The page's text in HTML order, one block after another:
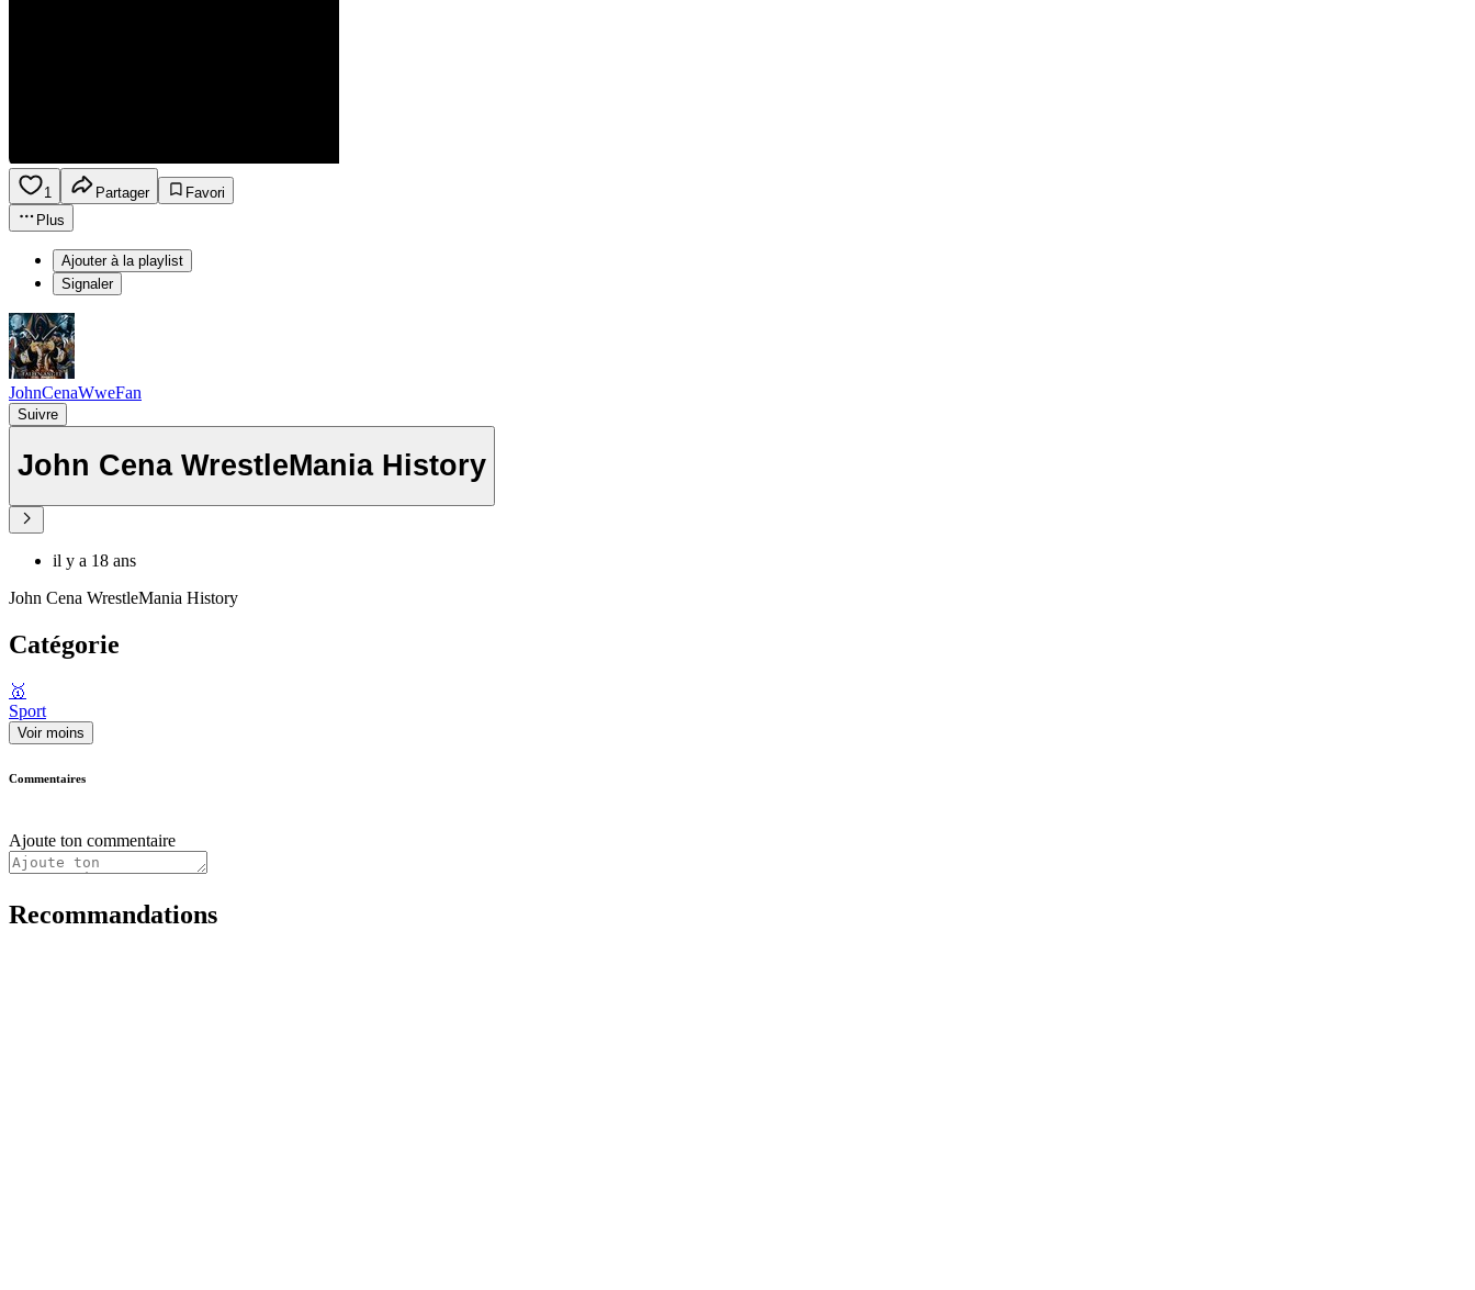
1 Partager
Favori
Plus
Ajouter à la playlist
Signaler
JohnCenaWweFan
Suivre
John Cena WrestleMania History
il y a 18 ans
John Cena WrestleMania History
Catégorie
🥇
Sport
Voir moins
Commentaires
Ajoute ton commentaire
Recommandations